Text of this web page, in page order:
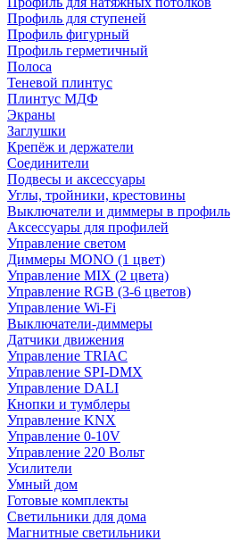
Профиль для ступеней
Профиль фигурный
Профиль герметичный
Полоса
Теневой плинтус
Плинтус МДФ
Экраны
Заглушки
Крепёж и держатели
Соединители
Подвесы и аксессуары
Углы, тройники, крестовины
Выключатели и диммеры в профиль
Аксессуары для профилей
Управление светом
Диммеры MONO (1 цвет)
Управление MIX (2 цвета)
Управление RGB (3-6 цветов)
Управление Wi-Fi
Выключатели-диммеры
Датчики движения
Управление TRIAC
Управление SPI-DMX
Управление DALI
Кнопки и тумблеры
Управление KNX
Управление 0-10V
Управление 220 Вольт
Усилители
Умный дом
Готовые комплекты
Светильники для дома
Магнитные светильники